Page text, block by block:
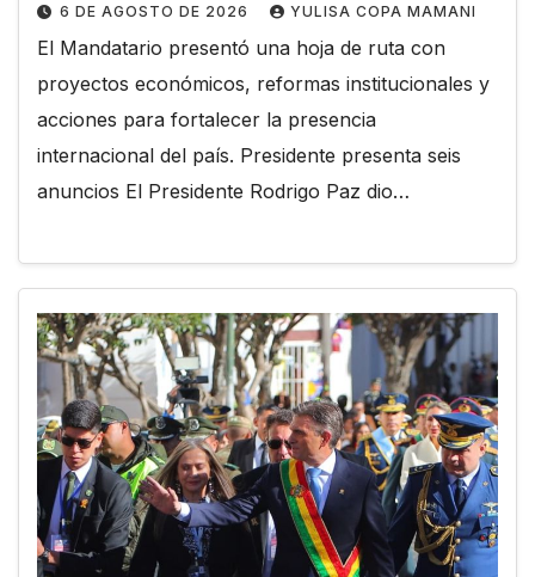
6 DE AGOSTO DE 2026 YULISA COPA MAMANI
El Mandatario presentó una hoja de ruta con
proyectos económicos, reformas institucionales y
acciones para fortalecer la presencia
internacional del país. Presidente presenta seis
anuncios El Presidente Rodrigo Paz dio…